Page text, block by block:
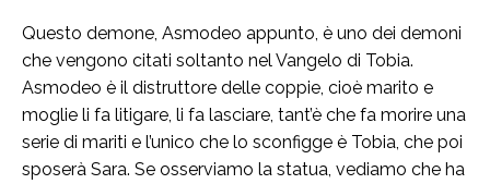
Questo demone, Asmodeo appunto, è uno dei demoni
che vengono citati soltanto nel Vangelo di Tobia.
Asmodeo è il distruttore delle coppie, cioè marito e
moglie li fa litigare, li fa lasciare, tant’è che fa morire una
serie di mariti e l’unico che lo sconfigge è Tobia, che poi
sposerà Sara. Se osserviamo la statua, vediamo che ha